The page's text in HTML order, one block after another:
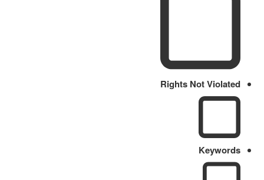
Rights Not Violated
Keywords